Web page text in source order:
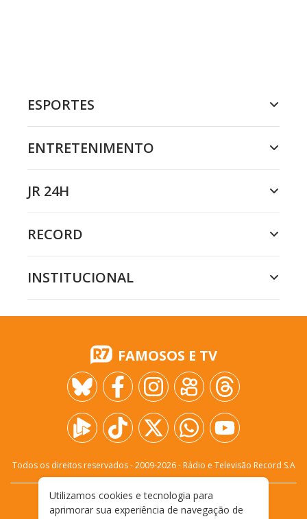
ESPORTES
ENTRETENIMENTO
JR 24H
RECORD
INSTITUCIONAL
FAMOSOS E TV
Todos os direitos reservados - 2009-2026- Rádio e Televisão Record S.A
FALE CONOSCO
PRIVACIDADE
Utilizamos cookies e tecnologia para
aprimorar sua experiência de navegação de